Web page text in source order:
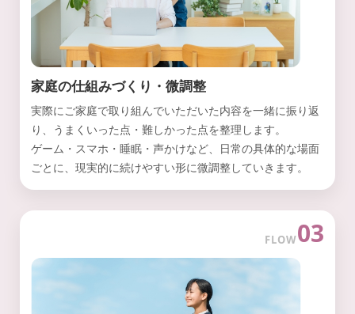
家庭の仕組みづくり・微調整
実際にご家庭で取り組んでいただいた内容を一緒に振り返
り、うまくいった点・難しかった点を整理します。
ゲーム・スマホ・睡眠・声かけなど、日常の具体的な場面
ごとに、現実的に続けやすい形に微調整していきます。
FLOW03